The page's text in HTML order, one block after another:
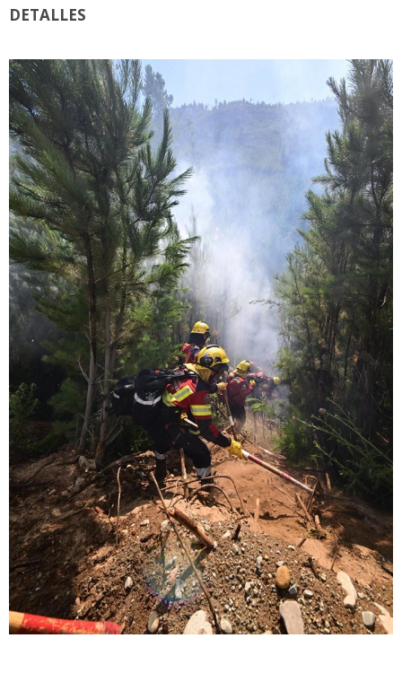
DETALLES